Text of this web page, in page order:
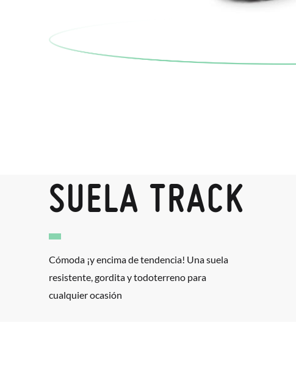
SUELA TRACK
Cómoda ¡y encima de tendencia! Una suela
resistente, gordita y todoterreno para
cualquier ocasión